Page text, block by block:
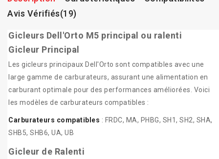
Avis Vérifiés(19)
Gicleurs Dell'Orto M5 principal ou ralenti
Gicleur Principal
Les gicleurs principaux Dell'Orto sont compatibles avec une
large gamme de carburateurs, assurant une alimentation en
carburant optimale pour des performances améliorées. Voici
les modèles de carburateurs compatibles :
Carburateurs compatibles : FRDC, MA, PHBG, SH1, SH2, SHA,
SHB5, SHB6, UA, UB
Gicleur de Ralenti